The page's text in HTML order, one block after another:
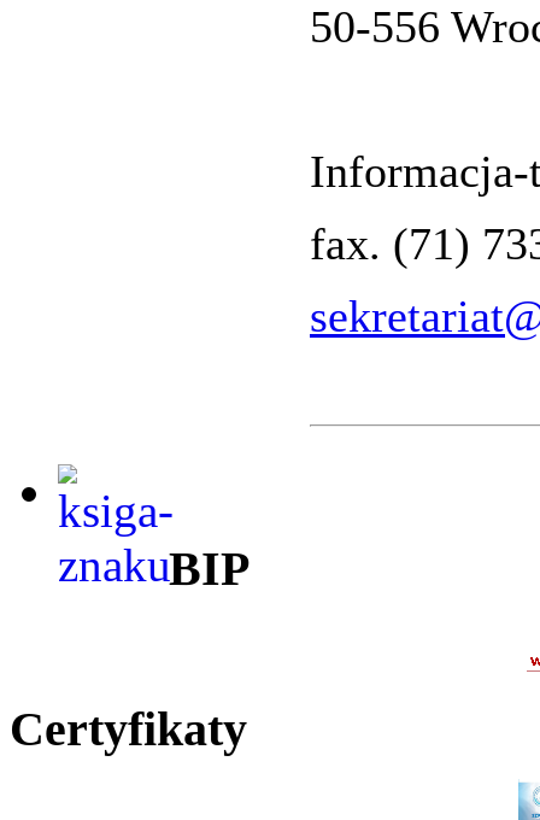
50-556
Informacja-
fax. (71)
BIP
Certyfikaty